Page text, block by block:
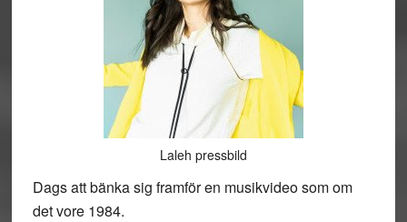
Laleh pressbild
Dags att bänka sig framför en musikvideo som om
det vore 1984.